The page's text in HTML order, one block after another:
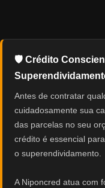
🛡️ Crédito
Antes de contratar
cuidadosamente sua
das parcelas no seu
crédito é essencial
o superendividamento.
A Niponcred atua com